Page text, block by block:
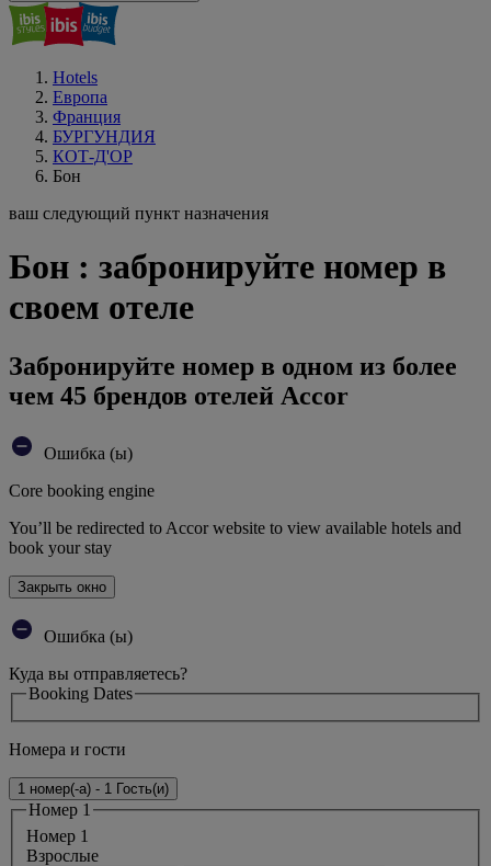
Hotels
Европа
Франция
БУРГУНДИЯ
КОТ-Д'ОР
Бон
ваш следующий пункт назначения
Бон : забронируйте номер в
своем отеле
Забронируйте номер в одном из более
чем 45 брендов отелей Accor
Ошибка (ы)
Core booking engine
You’ll be redirected to Accor website to view available hotels and
book your stay
Закрыть окно
Ошибка (ы)
Куда вы отправляетесь?
Booking Dates
Номера и гости
1 номер(-а) - 1 Гость(и)
Номер 1
Номер 1
Bзрослые